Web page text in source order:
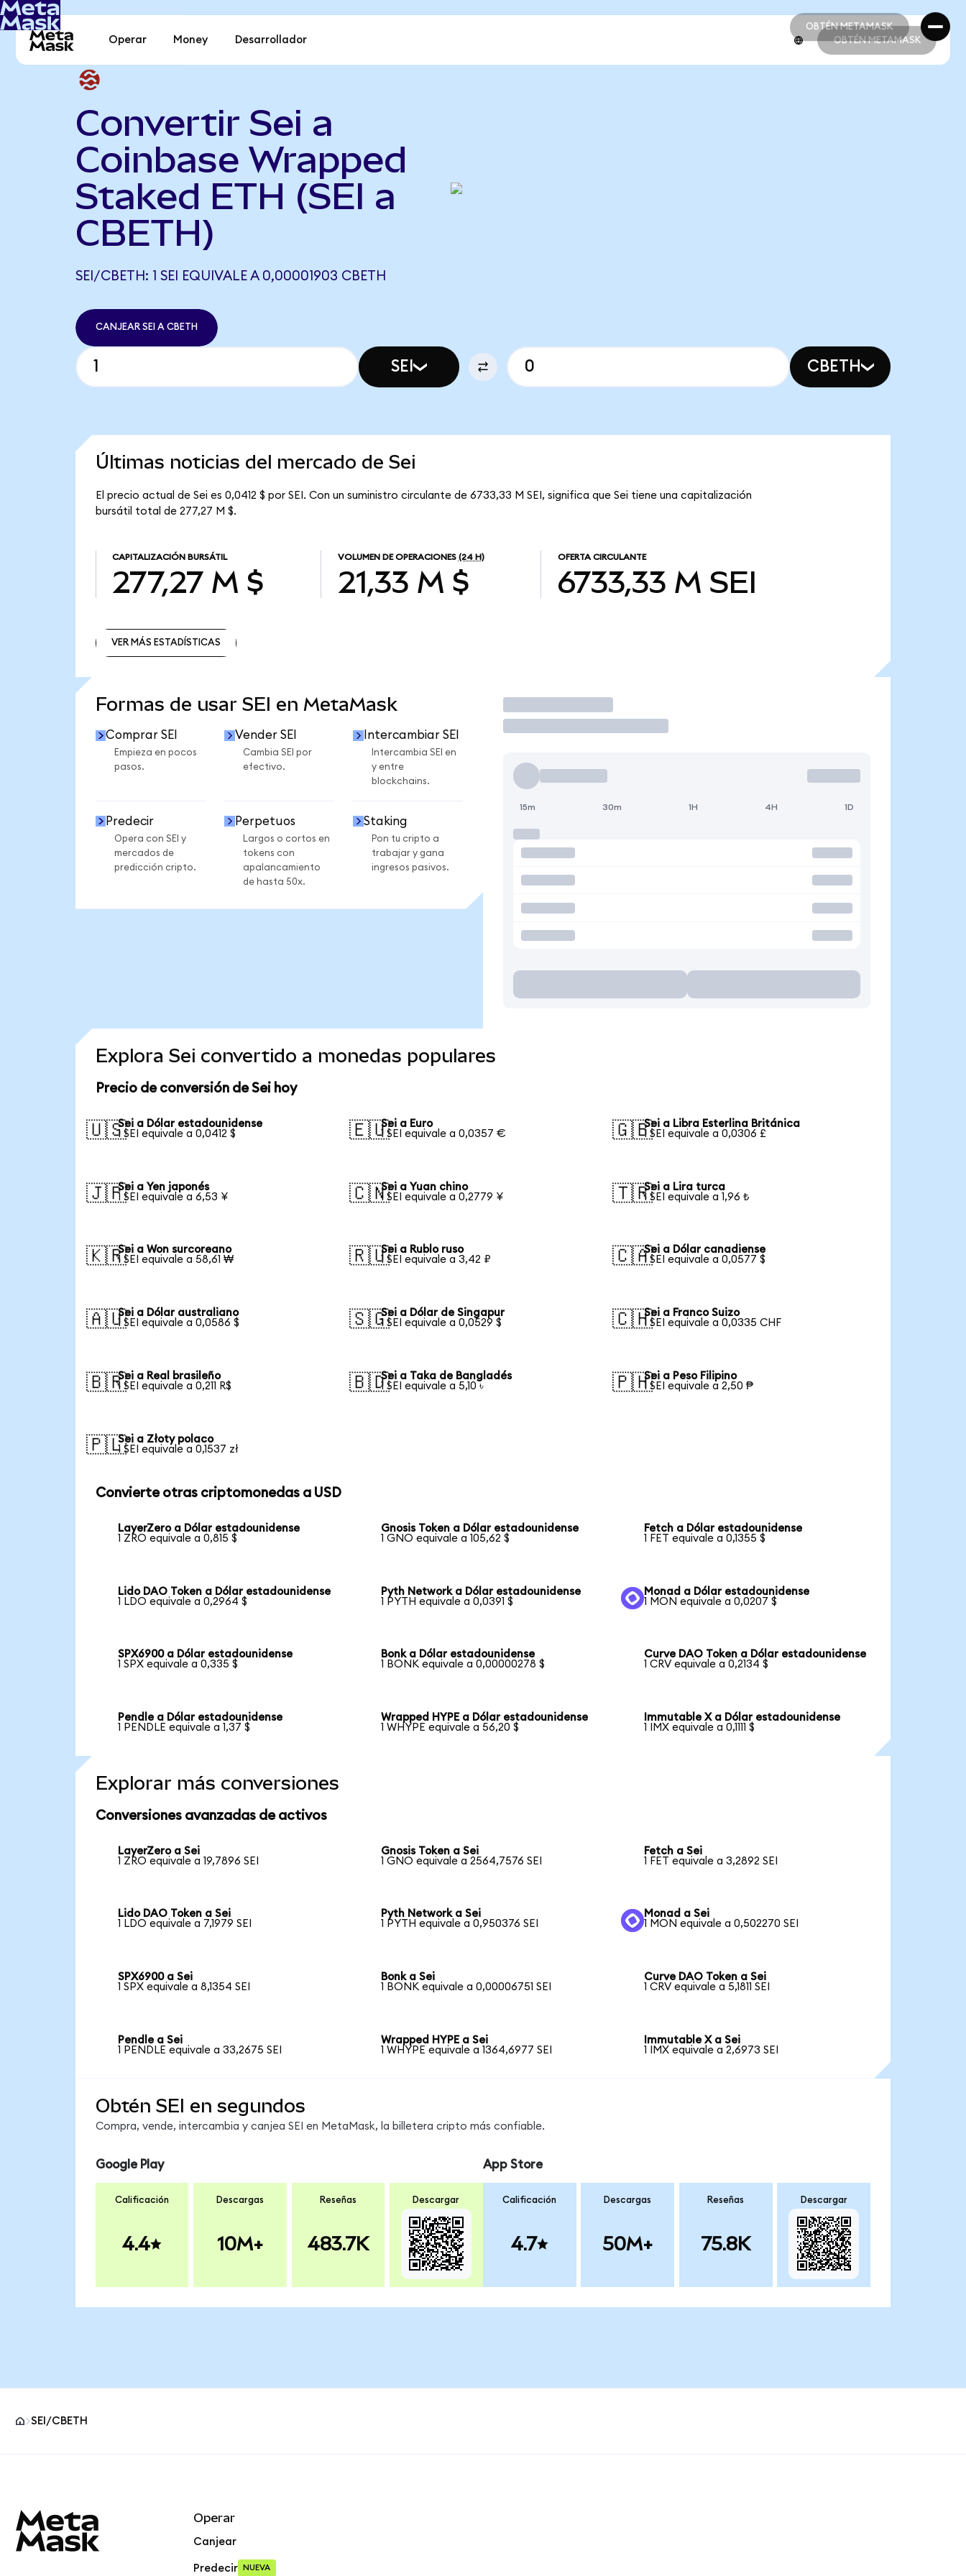
OBTÉN METAMASK
OBTÉN METAMASK
Operar Money Desarrollador OBTÉN METAMASK
Convertir Sei a
Coinbase Wrapped
Staked ETH (SEI a
CBETH)
SEI/CBETH: 1 SEI EQUIVALE A 0,00001903 CBETH
CANJEAR SEI A CBETH
SEI CBETH
Últimas noticias del mercado de Sei
El precio actual de Sei es 0,0412 $ por SEI. Con un suministro circulante de 6733,33 M SEI, significa que Sei tiene una capitalización
bursátil total de 277,27 M $.
CAPITALIZACIÓN BURSÁTIL
277,27 M $
VOLUMEN DE OPERACIONES (24 H)
21,33 M $
OFERTA CIRCULANTE
6733,33 M SEI
VER MÁS ESTADÍSTICAS
Formas de usar SEI en MetaMask
Comprar SEI
Empieza en pocos
pasos.
Vender SEI
Cambia SEI por
efectivo.
Intercambiar SEI
Intercambia SEI en
y entre
blockchains.
Predecir
Opera con SEI y
mercados de
predicción cripto.
Perpetuos
Largos o cortos en
tokens con
apalancamiento
de hasta 50x.
Staking
Pon tu cripto a
trabajar y gana
ingresos pasivos.
Operar
15m 30m 1H 4H 1D
Explora Sei convertido a monedas populares
Precio de conversión de Sei hoy
🇺🇸Sei a Dólar estadounidense
1 SEI equivale a 0,0412 $
🇪🇺Sei a Euro
1 SEI equivale a 0,0357 €
🇬🇧Sei a Libra Esterlina Británica
1 SEI equivale a 0,0306 £
🇯🇵Sei a Yen japonés
1 SEI equivale a 6,53 ¥
🇨🇳Sei a Yuan chino
1 SEI equivale a 0,2779 ¥
🇹🇷Sei a Lira turca
1 SEI equivale a 1,96 ₺
🇰🇷Sei a Won surcoreano
1 SEI equivale a 58,61 ₩
🇷🇺Sei a Rublo ruso
1 SEI equivale a 3,42 ₽
🇨🇦Sei a Dólar canadiense
1 SEI equivale a 0,0577 $
🇦🇺Sei a Dólar australiano
1 SEI equivale a 0,0586 $
🇸🇬Sei a Dólar de Singapur
1 SEI equivale a 0,0529 $
🇨🇭Sei a Franco Suizo
1 SEI equivale a 0,0335 CHF
🇧🇷Sei a Real brasileño
1 SEI equivale a 0,211 R$
🇧🇩Sei a Taka de Bangladés
1 SEI equivale a 5,10 ৳
🇵🇭Sei a Peso Filipino
1 SEI equivale a 2,50 ₱
🇵🇱Sei a Złoty polaco
1 SEI equivale a 0,1537 zł
Convierte otras criptomonedas a USD
LayerZero a Dólar estadounidense
1 ZRO equivale a 0,815 $
Gnosis Token a Dólar estadounidense
1 GNO equivale a 105,62 $
Fetch a Dólar estadounidense
1 FET equivale a 0,1355 $
Lido DAO Token a Dólar estadounidense
1 LDO equivale a 0,2964 $
Pyth Network a Dólar estadounidense
1 PYTH equivale a 0,0391 $
Monad a Dólar estadounidense
1 MON equivale a 0,0207 $
SPX6900 a Dólar estadounidense
1 SPX equivale a 0,335 $
Bonk a Dólar estadounidense
1 BONK equivale a 0,00000278 $
Curve DAO Token a Dólar estadounidense
1 CRV equivale a 0,2134 $
Pendle a Dólar estadounidense
1 PENDLE equivale a 1,37 $
Wrapped HYPE a Dólar estadounidense
1 WHYPE equivale a 56,20 $
Immutable X a Dólar estadounidense
1 IMX equivale a 0,1111 $
Explorar más conversiones
Conversiones avanzadas de activos
LayerZero a Sei
1 ZRO equivale a 19,7896 SEI
Gnosis Token a Sei
1 GNO equivale a 2564,7576 SEI
Fetch a Sei
1 FET equivale a 3,2892 SEI
Lido DAO Token a Sei
1 LDO equivale a 7,1979 SEI
Pyth Network a Sei
1 PYTH equivale a 0,950376 SEI
Monad a Sei
1 MON equivale a 0,502270 SEI
SPX6900 a Sei
1 SPX equivale a 8,1354 SEI
Bonk a Sei
1 BONK equivale a 0,00006751 SEI
Curve DAO Token a Sei
1 CRV equivale a 5,1811 SEI
Pendle a Sei
1 PENDLE equivale a 33,2675 SEI
Wrapped HYPE a Sei
1 WHYPE equivale a 1364,6977 SEI
Immutable X a Sei
1 IMX equivale a 2,6973 SEI
Obtén SEI en segundos
Compra, vende, intercambia y canjea SEI en MetaMask, la billetera cripto más confiable.
Google Play
Calificación
4.4
Descargas
10M+
Reseñas
483.7K
Descargar
App Store
Calificación
4.7
Descargas
50M+
Reseñas
75.8K
Descargar
SEI/CBETH
Operar
Canjear
Predecir NUEVA